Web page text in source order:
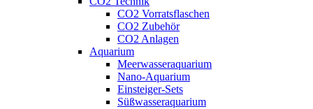
CO2 Vorratsflaschen
CO2 Zubehör
CO2 Anlagen
Aquarium
Meerwasseraquarium
Nano-Aquarium
Einsteiger-Sets
Süßwasseraquarium